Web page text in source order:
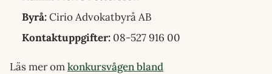
Byrå:Cirio Advokatbyrå AB
Kontaktuppgifter: 08-527 916 00
Läs mer omkonkursvågen bland